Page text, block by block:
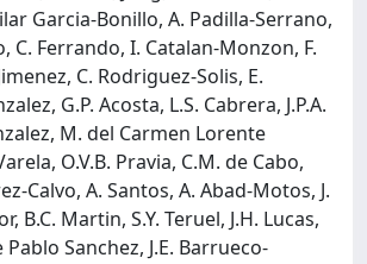
Garcia-Bonillo, A. Padilla-Serrano,
C. Ferrando, I. Catalan-Monzon, F.
C. Rodriguez-Solis, E.
G.P. Acosta, L.S. Cabrera, J.P.A.
M. del Carmen Lorente
O.V.B. Pravia, C.M. de Cabo,
Calvo, A. Santos, A. Abad-Motos, J.
B.C. Martin, S.Y. Teruel, J.H. Lucas,
Pablo Sanchez, J.E. Barrueco-